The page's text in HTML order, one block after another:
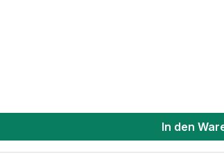
In den